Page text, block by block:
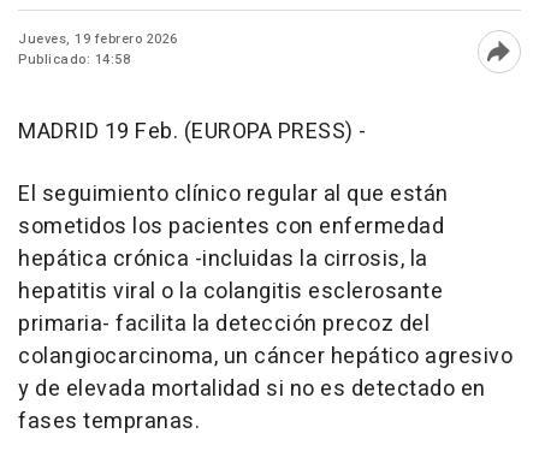
Jueves, 19 febrero 2026
Publicado: 14:58
MADRID 19 Feb. (EUROPA PRESS) -
El seguimiento clínico regular al que están
sometidos los pacientes con enfermedad
hepática crónica -incluidas la cirrosis, la
hepatitis viral o la colangitis esclerosante
primaria- facilita la detección precoz del
colangiocarcinoma, un cáncer hepático agresivo
y de elevada mortalidad si no es detectado en
fases tempranas.